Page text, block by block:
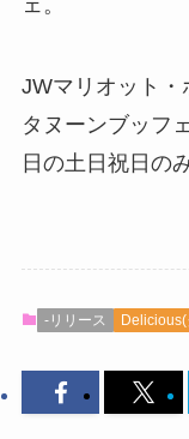
ェ。
JWマリオット・
タヌーンブッフ
日の土日祝日の
-リリース